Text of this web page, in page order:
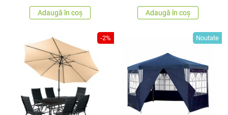
Adaugă în coș Adaugă în coș
-2% Noutate